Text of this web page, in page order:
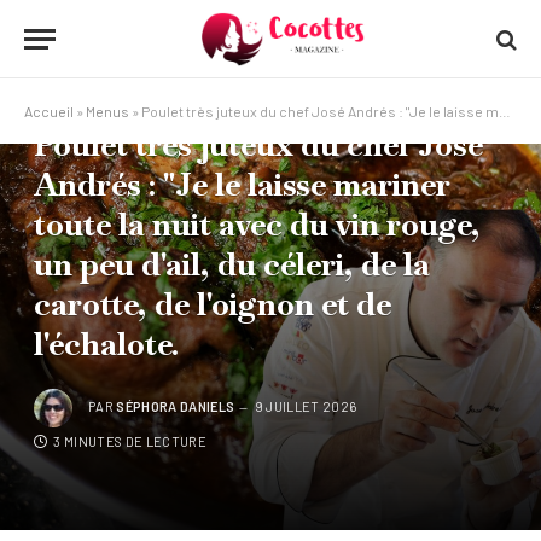
Accueil » Menus » Poulet très juteux du chef José Andrés : "Je le laisse mariner toute la nuit avec du vin rouge, un peu d'ail, du céleri, de la carotte, de l'oignon et de l'échalote.
Poulet très juteux du chef José
Andrés : "Je le laisse mariner
toute la nuit avec du vin rouge,
un peu d'ail, du céleri, de la
carotte, de l'oignon et de
l'échalote.
PAR SÉPHORA DANIELS 9 JUILLET 2026
3 MINUTES DE LECTURE